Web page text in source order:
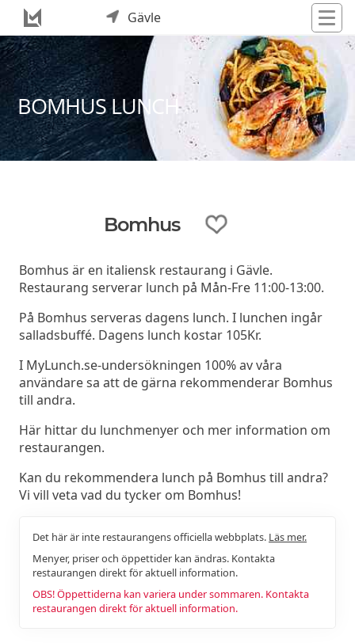
Gävle
BOMHUS LUNCH
Bomhus
Bomhus är en italiensk restaurang i Gävle.
Restaurang serverar lunch på Mån-Fre 11:00-13:00.
På Bomhus serveras dagens lunch. I lunchen ingår
salladsbuffé. Dagens lunch kostar 105Kr.
I MyLunch.se-undersökningen 100% av våra
användare sa att de gärna rekommenderar Bomhus
till andra.
Här hittar du lunchmenyer och mer information om
restaurangen.
Kan du rekommendera lunch på Bomhus till andra?
Vi vill veta vad du tycker om Bomhus!
Det här är inte restaurangens officiella webbplats. Läs mer.
Menyer, priser och öppettider kan ändras. Kontakta
restaurangen direkt för aktuell information.
OBS! Öppettiderna kan variera under sommaren. Kontakta
restaurangen direkt för aktuell information.